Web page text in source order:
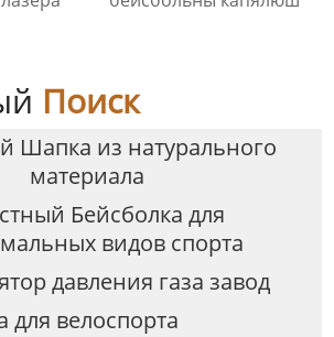
Поиск
Шапка из натурального
материала
Бейсболка для
видов спорта
давления газа завод
велоспорта